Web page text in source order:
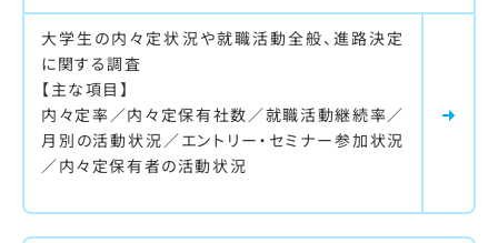
大学生の内々定状況や就職活動全般、進路決定
に関する調査
【主な項目】
内々定率／内々定保有社数／就職活動継続率／
月別の活動状況／エントリー・セミナー参加状況
／内々定保有者の活動状況